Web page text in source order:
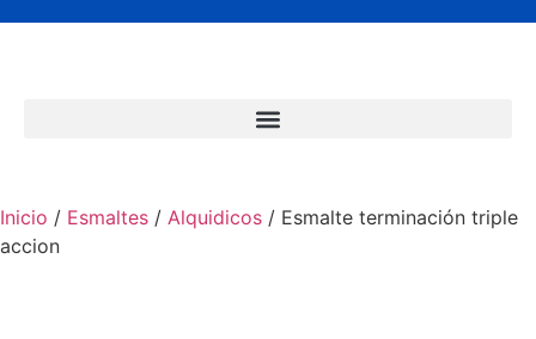
Inicio / Esmaltes / Alquidicos / Esmalte terminación triple
accion